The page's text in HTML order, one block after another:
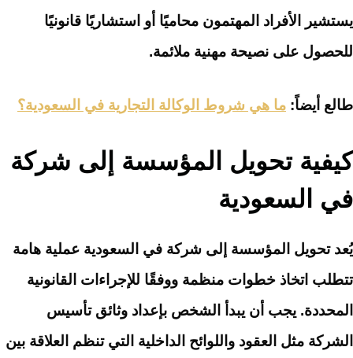
يستشير الأفراد المهتمون محاميًا أو استشاريًا قانونيًا
للحصول على نصيحة مهنية ملائمة.
طالع أيضاً: ما هي شروط الوكالة التجارية في السعودية؟
كيفية تحويل المؤسسة إلى شركة
في السعودية
يُعد تحويل المؤسسة إلى شركة في السعودية عملية هامة
تتطلب اتخاذ خطوات منظمة ووفقًا للإجراءات القانونية
المحددة. يجب أن يبدأ الشخص بإعداد وثائق تأسيس
الشركة مثل العقود واللوائح الداخلية التي تنظم العلاقة بين